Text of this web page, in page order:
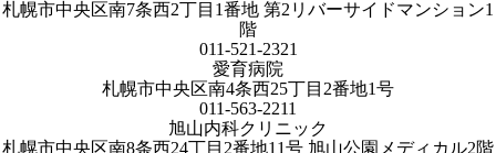
札幌市中央区南7条西2丁目1番地 第2リバーサイドマンション1
階
011-521-2321
愛育病院
札幌市中央区南4条西25丁目2番地1号
011-563-2211
旭山内科クリニック
札幌市中央区南8条西24丁目2番地11号 旭山公園メディカル2階